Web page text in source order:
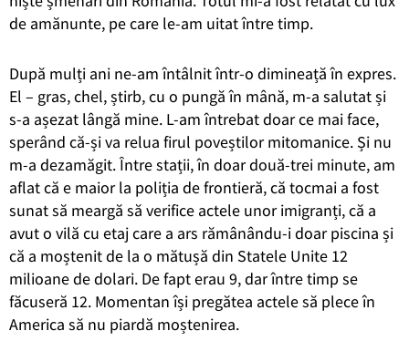
de amănunte, pe care le-am uitat între timp.
După mulți ani ne-am întâlnit într-o dimineață în expres.
El – gras, chel, știrb, cu o pungă în mână, m-a salutat și
s-a așezat lângă mine. L-am întrebat doar ce mai face,
sperând că-și va relua firul poveștilor mitomanice. Și nu
m-a dezamăgit. Între stații, în doar două-trei minute, am
aflat că e maior la poliția de frontieră, că tocmai a fost
sunat să meargă să verifice actele unor imigranți, că a
avut o vilă cu etaj care a ars rămânându-i doar piscina și
că a moștenit de la o mătușă din Statele Unite 12
milioane de dolari. De fapt erau 9, dar între timp se
făcuseră 12. Momentan își pregătea actele să plece în
America să nu piardă moștenirea.